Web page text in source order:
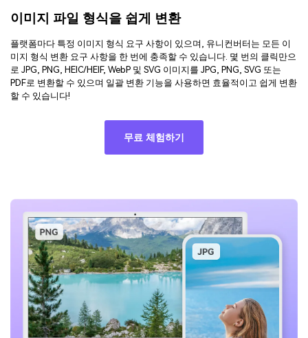
이미지 파일 형식을 쉽게 변환
플랫폼마다 특정 이미지 형식 요구 사항이 있으며, 유니컨버터는 모든 이
미지 형식 변환 요구 사항을 한 번에 충족할 수 있습니다. 몇 번의 클릭만으
로 JPG, PNG, HEIC/HEIF, WebP 및 SVG 이미지를 JPG, PNG, SVG 또는
PDF로 변환할 수 있으며 일괄 변환 기능을 사용하면 효율적이고 쉽게 변환
할 수 있습니다!
무료 체험하기